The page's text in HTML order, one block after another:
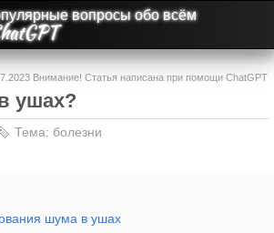
вопросы обо всём
Внимание! Статья написана при помощи ChatGPT
и неточности.
ушах?
Тема: болезни
шума в ушах